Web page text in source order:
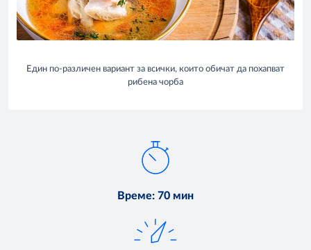
Един по-различен вариант за всички, които обичат да похапват
рибена чорба
Време: 70 мин